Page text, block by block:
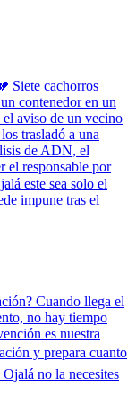
Siete cachorros
contenedor en un
aviso de un vecino
trasladó a una
de ADN, el
el responsable por
este sea solo el
impune tras el
Cuando llega el
no hay tiempo
es nuestra
y prepara cuanto
no la necesites